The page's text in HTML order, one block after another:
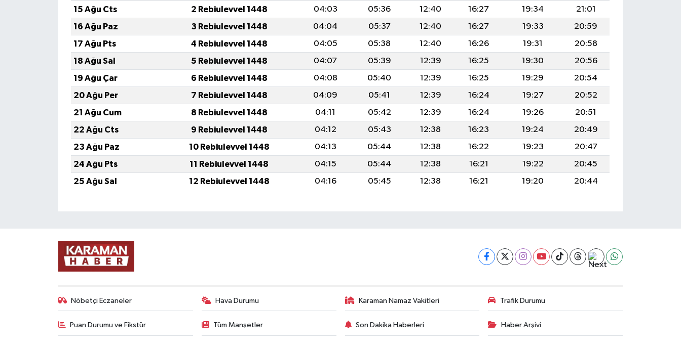
15 Ağu Cts
2 Rebiulevvel 1448 04:03 05:36 12:40 16:27 19:34
21:01
16 Ağu Paz
3 Rebiulevvel 1448 04:04 05:37 12:40 16:27 19:33
20:59
17 Ağu Pts
4 Rebiulevvel 1448 04:05 05:38 12:40 16:26 19:31
20:58
18 Ağu Sal
5 Rebiulevvel 1448 04:07 05:39 12:39 16:25 19:30
20:56
19 Ağu Çar
6 Rebiulevvel 1448 04:08 05:40 12:39 16:25 19:29
20:54
20 Ağu Per
7 Rebiulevvel 1448 04:09 05:41 12:39 16:24 19:27
20:52
21 Ağu Cum
8 Rebiulevvel 1448 04:11 05:42 12:39 16:24 19:26
20:51
22 Ağu Cts
9 Rebiulevvel 1448 04:12 05:43 12:38 16:23 19:24
20:49
23 Ağu Paz
10 Rebiulevvel 1448 04:13 05:44 12:38 16:22 19:23
20:47
24 Ağu Pts
11 Rebiulevvel 1448 04:15 05:44 12:38 16:21 19:22
20:45
25 Ağu Sal
12 Rebiulevvel 1448 04:16 05:45 12:38 16:21 19:20 20:44
Nöbetçi Eczaneler Hava Durumu Karaman Namaz Vakitleri Trafik Durumu
Puan Durumu ve Fikstür Tüm Manşetler Son Dakika Haberleri Haber Arşivi